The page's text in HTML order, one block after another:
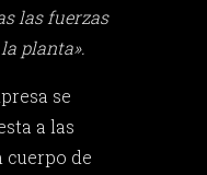
las fuerzas
planta».
se
a las
cuerpo de